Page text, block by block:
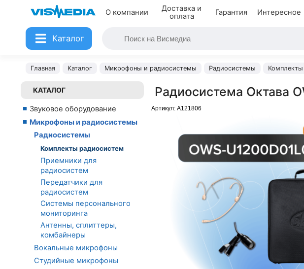
О компании
Доставка и
оплата
Гарантия Интересное
Каталог
Главная Каталог Микрофоны и радиосистемы Радиосистемы
КАТАЛОГ
Звуковое оборудование
Микрофоны и радиосистемы
Радиосистемы
Комплекты радиосистем
Приемники для
радиосистем
Передатчики для
радиосистем
Системы персонального
мониторинга
Антенны, сплиттеры,
комбайнеры
Вокальные микрофоны
Студийные микрофоны
Радиосистема Октава
Артикул: A121806